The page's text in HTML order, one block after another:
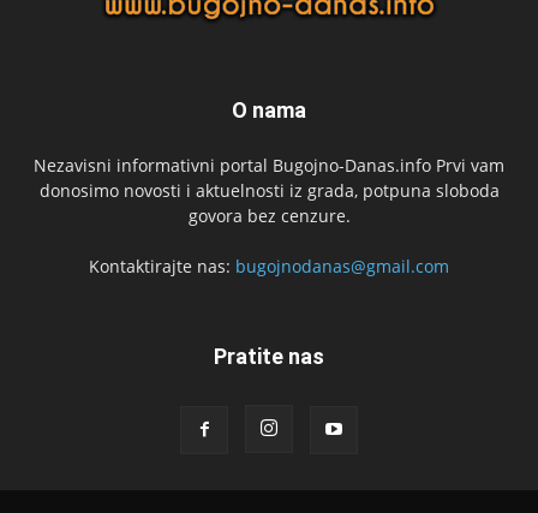
O nama
Nezavisni informativni portal Bugojno-Danas.info Prvi vam
donosimo novosti i aktuelnosti iz grada, potpuna sloboda
govora bez cenzure.
Kontaktirajte nas: bugojnodanas@gmail.com
Pratite nas